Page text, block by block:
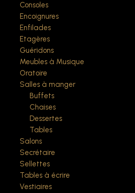
Consoles
Encoignures
Enfilades
Etagères
Guéridons
Meubles à Musique
Oratoire
Salles à manger
Buffets
Chaises
Dessertes
Tables
Salons
Secrétaire
Sellettes
Tables à écrire
Vestiaires